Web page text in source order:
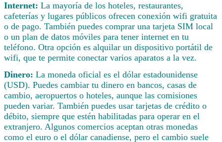
Internet: La mayoría de los hoteles, restaurantes,
cafeterías y lugares públicos ofrecen conexión wifi gratuita
o de pago. También puedes comprar una tarjeta SIM local
o un plan de datos móviles para tener internet en tu
teléfono. Otra opción es alquilar un dispositivo portátil de
wifi, que te permite conectar varios aparatos a la vez.
Dinero: La moneda oficial es el dólar estadounidense
(USD). Puedes cambiar tu dinero en bancos, casas de
cambio, aeropuertos o hoteles, aunque las comisiones
pueden variar. También puedes usar tarjetas de crédito o
débito, siempre que estén habilitadas para operar en el
extranjero. Algunos comercios aceptan otras monedas
como el euro o el dólar canadiense, pero el cambio suele